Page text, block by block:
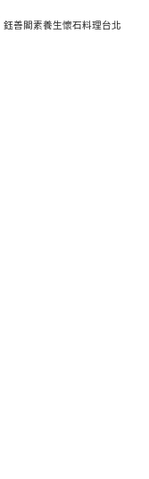
鈺善閣素養生懷石料理台北